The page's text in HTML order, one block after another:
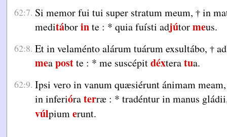
62:7. Si memor fui tui super stratum meum, † in
meditáborinte : * quia fuísti adjútormeus.
62:8. Et in velaménto alárum tuárum exsultábo, †
meapostte : * me suscépitdéxteratua.
62:9. Ipsi vero in vanum quæsiérunt ánimam
in inferióraterræ : * tradéntur in manus
vúlpiumerunt.